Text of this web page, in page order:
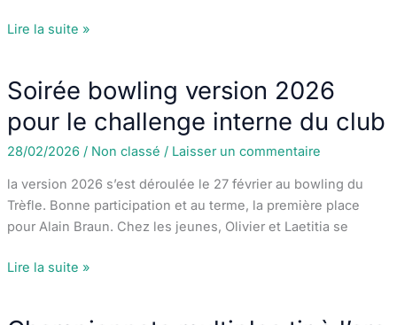
Tir
–
tour
à
25
mètres
février
Lire la suite »
Soirée bowling version 2026
pour le challenge interne du club
28/02/2026 / Non classé / Laisser un commentaire
la version 2026 s’est déroulée le 27 février au bowling du
Trèfle. Bonne participation et au terme, la première place
pour Alain Braun. Chez les jeunes, Olivier et Laetitia se
Soirée
Lire la suite »